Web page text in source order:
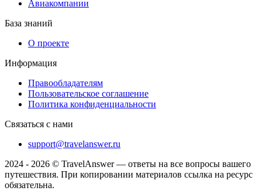
Авиакомпании
База знаний
О проекте
Информация
Правообладателям
Пользовательское соглашение
Политика конфиденциальности
Связаться с нами
support@travelanswer.ru
2024 - 2026 © TravelAnswer — ответы на все вопросы вашего
путешествия. При копировании материалов ссылка на ресурс
обязательна.